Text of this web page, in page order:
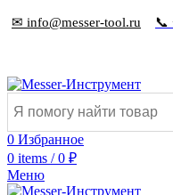
✉ info@messer-tool.ru 📞
0 Избранное
0 items / 0 ₽
Меню